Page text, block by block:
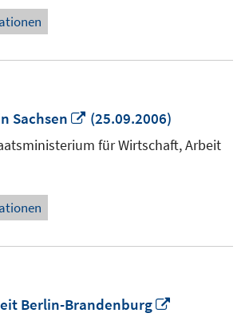
Sachsen
In
neuem
Fenster
(25.09.2006)
für Wirtschaft, Arbeit
Berlin-Brandenburg